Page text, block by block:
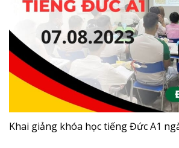
Khai giảng khóa học tiếng Đức A1